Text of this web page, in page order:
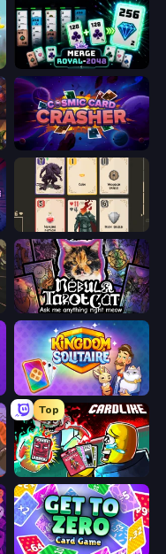
Merge Royal
Cosmic Card Crasher
Forward
Nébula Tarot Cat
Kingdom Solitaire
Top
Cardlike